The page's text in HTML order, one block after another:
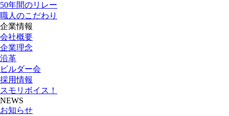
50年間のリレー
職人のこだわり
企業情報
会社概要
企業理念
沿革
ビルダー会
採用情報
スモリボイス！
NEWS
お知らせ